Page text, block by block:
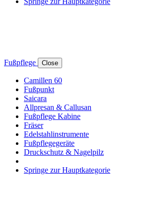
Fußpflege Close
Camillen 60
Fußpunkt
Saicara
Allpresan & Callusan
Fußpflege Kabine
Fräser
Edelstahlinstrumente
Fußpflegegeräte
Druckschutz & Nagelpilz
Springe zur Hauptkategorie